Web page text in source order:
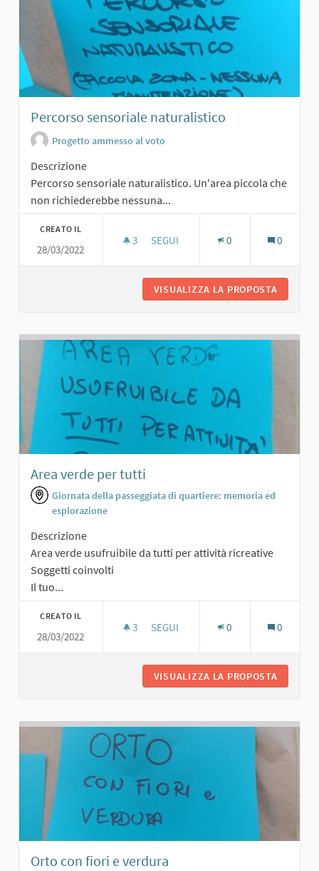
Percorso sensoriale naturalistico
Progetto ammesso al voto
Descrizione
Percorso sensoriale naturalistico. Un'area piccola che
non richiederebbe nessuna...
CREATO IL
28/03/2022
3 3 SOSTENITORI
SEGUI 0 0
VISUALIZZA LA PROPOSTA
Area verde per tutti
Giornata della passeggiata di quartiere: memoria ed
esplorazione
Descrizione
Area verde usufruibile da tutti per attività ricreative
Soggetti coinvolti
Il tuo...
CREATO IL
28/03/2022
3 3 SOSTENITORI
SEGUI 0 0
VISUALIZZA LA PROPOSTA
Orto con fiori e verdura